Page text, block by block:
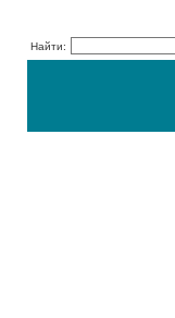
Найти: